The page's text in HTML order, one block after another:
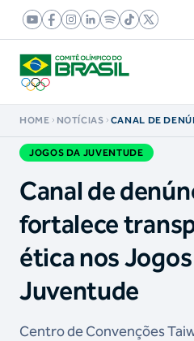
HOME NOTÍCIAS
CANAL DE
JUVENTUDE
JOGOS DA JUVENTUDE
Canal de
fortalece
ética nos
Juventude
Centro de Convenções